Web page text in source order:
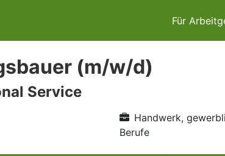
Für
(m/w/d)
Service
Handwerk,
Berufe